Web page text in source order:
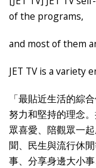
of the programs,
and most of them
JET TV is a variety
「最貼近生活的綜
努力和堅持的理念
眾喜愛、陪觀眾一
聞、民生與流行休
事、分享身邊大小